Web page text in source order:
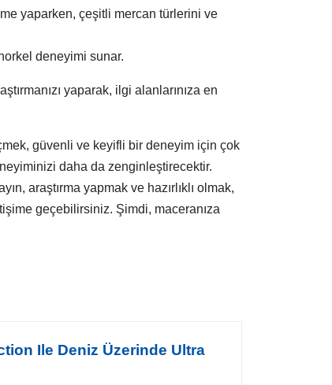
yaparken, çeşitli mercan türlerini ve
deneyimi sunar.
yaparak, ilgi alanlarınıza en
güvenli ve keyifli bir deneyim için çok
daha da zenginleştirecektir.
araştırma yapmak ve hazırlıklı olmak,
geçebilirsiniz. Şimdi, maceranıza
Ile Deniz Üzerinde Ultra